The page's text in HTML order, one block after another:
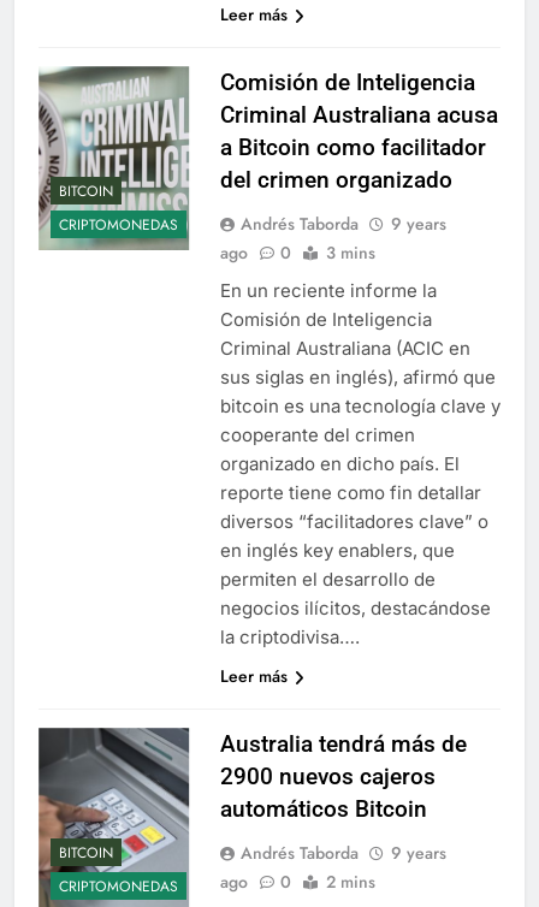
Leer más
BITCOIN
CRIPTOMONEDAS
Comisión de Inteligencia
Criminal Australiana acusa
a Bitcoin como facilitador
del crimen organizado
Andrés Taborda
9 years
ago
0 3 mins
En un reciente informe la
Comisión de Inteligencia
Criminal Australiana (ACIC en
sus siglas en inglés), afirmó que
bitcoin es una tecnología clave y
cooperante del crimen
organizado en dicho país. El
reporte tiene como fin detallar
diversos “facilitadores clave” o
en inglés key enablers, que
permiten el desarrollo de
negocios ilícitos, destacándose
la criptodivisa….
Leer más
BITCOIN
CRIPTOMONEDAS
Australia tendrá más de
2900 nuevos cajeros
automáticos Bitcoin
Andrés Taborda
9 years
ago
0 2 mins